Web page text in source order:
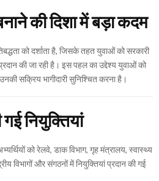
की दिशा में बड़ा कदम
को दर्शाता है, जिसके तहत युवाओं को सरकारी
की जा रही है। इस पहल का उद्देश्य युवाओं को
सक्रिय भागीदारी सुनिश्चित करना है।
गई नियुक्तियां
को रेलवे, डाक विभाग, गृह मंत्रालय, स्वास्थ्य
विभागों और संगठनों में नियुक्तियां प्रदान की गई